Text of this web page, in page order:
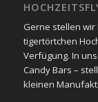
Gerne stellen
tigertörtchen
Verfügung. In
Candy Bars –
kleinen